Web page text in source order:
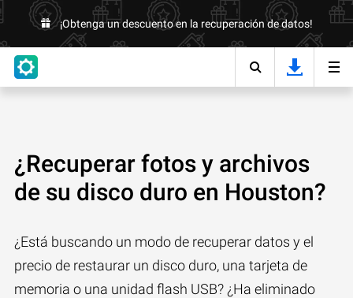
¡Obtenga un descuento en la recuperación de datos!
¿Recuperar fotos y archivos
de su disco duro en Houston?
¿Está buscando un modo de recuperar datos y el
precio de restaurar un disco duro, una tarjeta de
memoria o una unidad flash USB? ¿Ha eliminado